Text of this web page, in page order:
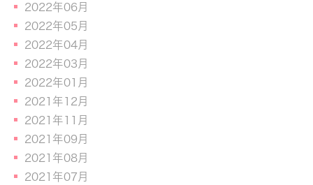
2022年06月
2022年05月
2022年04月
2022年03月
2022年01月
2021年12月
2021年11月
2021年09月
2021年08月
2021年07月